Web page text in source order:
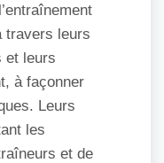
travers leurs
et leurs
à façonner
Leurs
les
et de